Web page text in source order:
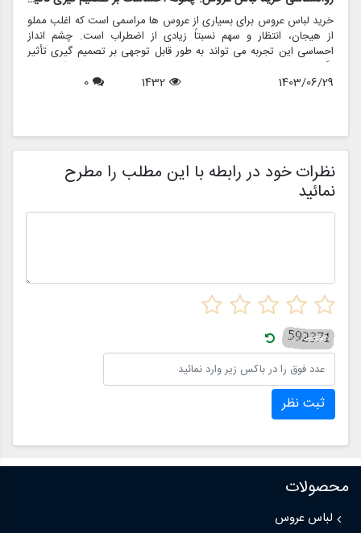
خرید لباس عروس برای بسیاری از عروس ها مراسمی است که اغلب مملو
از هیجان، انتظار و سهم نسبتاً زیادی از اضطراب است. چشم انداز
احساسی این تجربه می تواند به طور قابل توجهی بر تصمیم گیری تأثیر
بگذارد و منجر به انتخاب هایی شود که نه تنها سبک شخصی بلکه عوامل
روانی عمیق تری را نیز منعکس می کند. در این مقاله، روانشناسی خرید
1403/06/29
1432
0
نظرات خود در رابطه با این مطلب را مطرح
نمائید
ثبت نظر
محصولات
لباس عروس